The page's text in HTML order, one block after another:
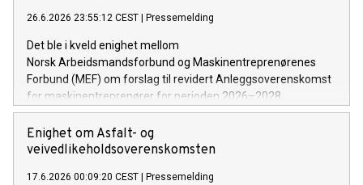
26.6.2026 23:55:12 CEST Pressemelding
Det ble i kveld enighet mellom
Norsk Arbeidsmandsforbund og Maskinentreprenørenes
Forbund (MEF) om forslag til revidert Anleggsoverenskomst
for maskinentreprenører for perioden 2026–2028.
Enighet om Asfalt- og
veivedlikeholdsoverenskomsten
17.6.2026 00:09:20 CEST Pressemelding